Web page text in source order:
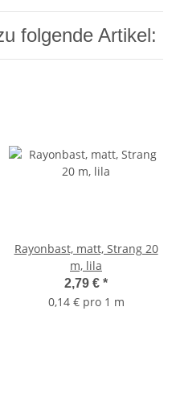
folgende Artikel:
Rayonbast, matt, Strang 20
m, lila
2,79 € *
0,14 € pro 1 m